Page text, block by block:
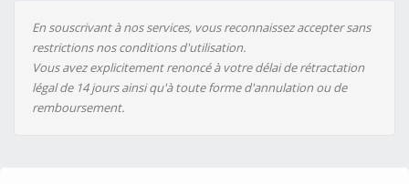
En souscrivant à nos services, vous reconnaissez accepter sans
restrictions nos conditions d'utilisation.
Vous avez explicitement renoncé à votre délai de rétractation
légal de 14 jours ainsi qu'à toute forme d'annulation ou de
remboursement.